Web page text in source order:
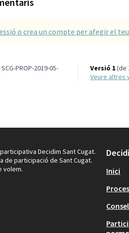
o crea un compte per afegir el
PROP-2019-05-
Versió 1(de
veure altres
Decidim Sant Cugat.
de participació de Sant Cugat.
volem.
Inici